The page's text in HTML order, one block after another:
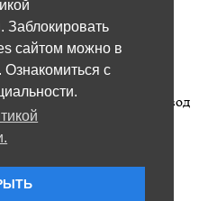
Заблокировать
сайтом можно в
Ознакомиться с
машиностроительный завод
/